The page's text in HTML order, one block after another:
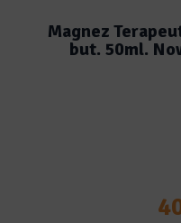
Magnez
but. 50ml.